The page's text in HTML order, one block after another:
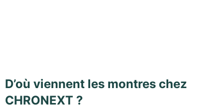
D’où viennent les montres chez
CHRONEXT ?